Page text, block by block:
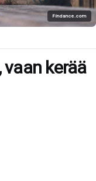
Findance.com
vaan kerää